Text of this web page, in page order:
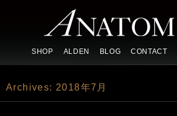
SHOP ALDEN BLOG CONTACT
Archives: 2018年7月